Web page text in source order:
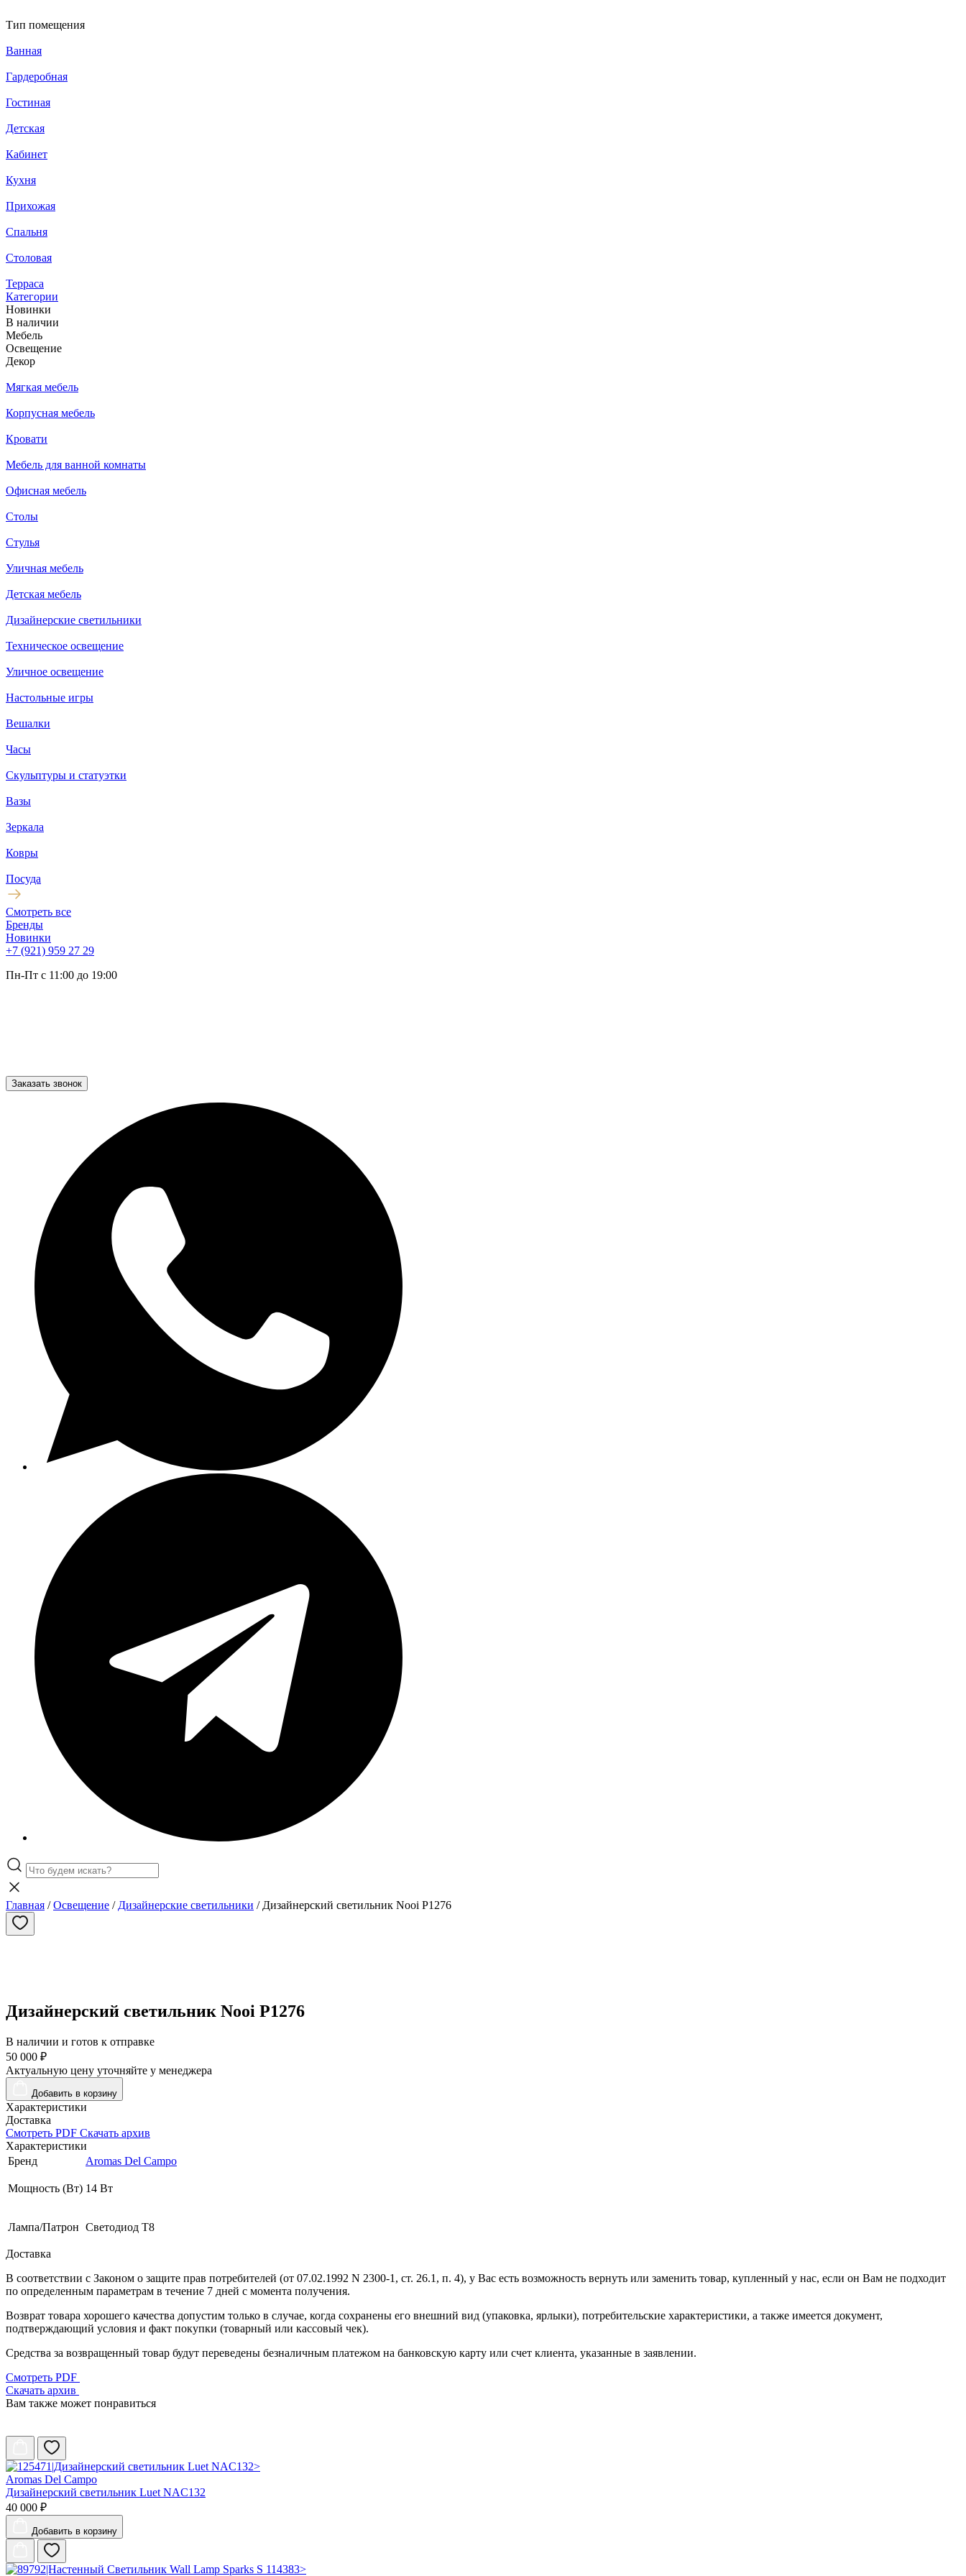
Тип помещения
Ванная
Гардеробная
Гостиная
Детская
Кабинет
Кухня
Прихожая
Спальня
Столовая
Терраса
Категории
Новинки
В наличии
Мебель
Освещение
Декор
Мягкая мебель
Корпусная мебель
Кровати
Мебель для ванной комнаты
Офисная мебель
Столы
Стулья
Уличная мебель
Детская мебель
Дизайнерские светильники
Техническое освещение
Уличное освещение
Настольные игры
Вешалки
Часы
Скульптуры и статуэтки
Вазы
Зеркала
Ковры
Посуда
Смотреть все
Бренды
Новинки
+7 (921) 959 27 29
Пн-Пт с 11:00 до 19:00
Заказать звонок
Главная /Освещение / Дизайнерские светильники / Дизайнерский светильник Nooi P1276
Дизайнерский светильник Nooi P1276
В наличии и готов к отправке
50 000 ₽
Актуальную цену уточняйте у менеджера
Добавить в корзину
Характеристики
Доставка
Смотреть PDF Скачать архив
Характеристики
Бренд
Aromas Del Campo
Мощность (Вт) 14 Вт
Лампа/Патрон Светодиод Т8
Доставка
В соответствии с Законом о защите прав потребителей (от 07.02.1992 N 2300-1, ст. 26.1, п. 4), у Вас есть возможность вернуть или заменить товар, купленный у нас, если он Вам не подходит
по определенным параметрам в течение 7 дней с момента получения.
Возврат товара хорошего качества допустим только в случае, когда сохранены его внешний вид (упаковка, ярлыки), потребительские характеристики, а также имеется документ,
подтверждающий условия и факт покупки (товарный или кассовый чек).
Средства за возвращенный товар будут переведены безналичным платежом на банковскую карту или счет клиента, указанные в заявлении.
Смотреть PDF
Скачать архив
Вам также может понравиться
Aromas Del Campo
Дизайнерский светильник Luet NAC132
40 000 ₽
Добавить в корзину